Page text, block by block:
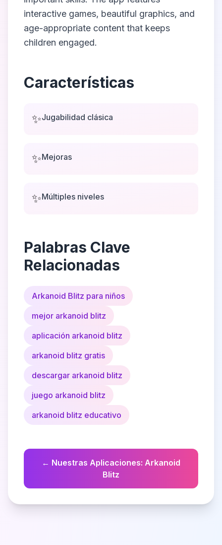
interactive games, beautiful graphics, and
age-appropriate content that keeps
children engaged.
Características
✨Jugabilidad clásica
✨Mejoras
✨Múltiples niveles
Palabras Clave
Relacionadas
Arkanoid Blitz para niños
mejor arkanoid blitz
aplicación arkanoid blitz
arkanoid blitz gratis
descargar arkanoid blitz
juego arkanoid blitz
arkanoid blitz educativo
← Nuestras Aplicaciones: Arkanoid
Blitz